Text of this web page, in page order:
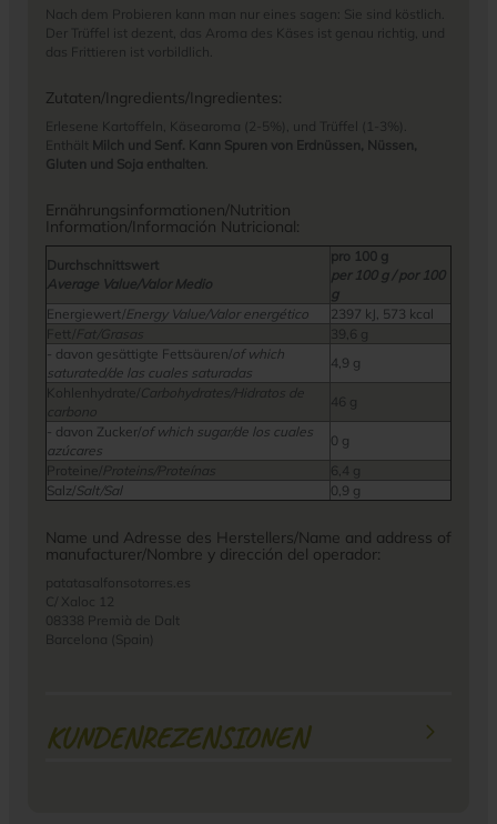
Nach dem Probieren kann man nur eines sagen: Sie sind köstlich.
Der Trüffel ist dezent, das Aroma des Käses ist genau richtig, und
das Frittieren ist vorbildlich.
Zutaten/Ingredients/Ingredientes:
Erlesene Kartoffeln, Käsearoma (2-5%), und Trüffel (1-3%).
Enthält Milch und Senf. Kann Spuren von Erdnüssen, Nüssen,
Gluten und Soja enthalten.
Ernährungsinformationen/Nutrition
Information/Información Nutricional:
Durchschnittswert
Average Value/Valor Medio
pro 100 g
per 100 g / por 100
g
Energiewert/Energy Value/Valor energético
2397 kJ, 573 kcal
Fett/ Fat/Grasas
39,6 g
- davon gesättigte Fettsäuren/of which
saturated/de las cuales saturadas
4,9 g
Kohlenhydrate/ Carbohydrates/Hidratos de
carbono
46 g
- davon Zucker/of which sugar/de los cuales
azúcares
0 g
Proteine/ Proteins/Proteínas
6,4 g
Salz/Salt/Sal 0,9 g
Name und Adresse des Herstellers/Name and address of
manufacturer/Nombre y dirección del operador:
patatasalfonsotorres.es
C/ Xaloc 12
08338 Premià de Dalt
Barcelona (Spain)
KUNDENREZENSIONEN